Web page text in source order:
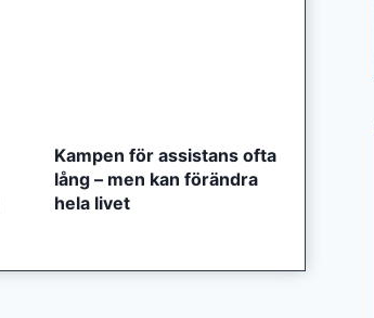
Kampen för assistans ofta
lång – men kan förändra
hela livet